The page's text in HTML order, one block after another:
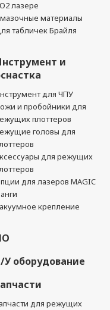
лазере
материалы
табличек Брайля
и
для ЧПУ
и пробойники для
плоттеров
головы для
для режущих
для лазеров MAGIC
крепление
У оборудование
для режущих